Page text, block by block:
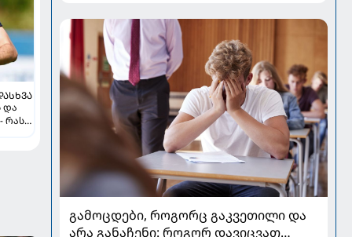
და
რას
ბავშვი კრიტიკულ სიტუაციაში,
პედიატრ სალომე ახვლედიანის
რჩევები
გამოცდები, როგორც გაკვეთილი და
არა განაჩენი: როგორ დავიცვათ